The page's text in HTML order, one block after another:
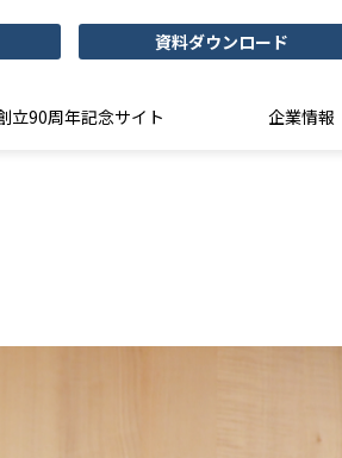
資料ダウンロード
立90周年記念サイト 企業情報